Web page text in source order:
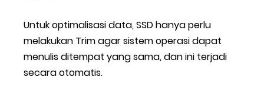
Untuk optimalisasi data, SSD hanya perlu
melakukan Trim agar sistem operasi dapat
menulis ditempat yang sama, dan ini terjadi
secara otomatis.